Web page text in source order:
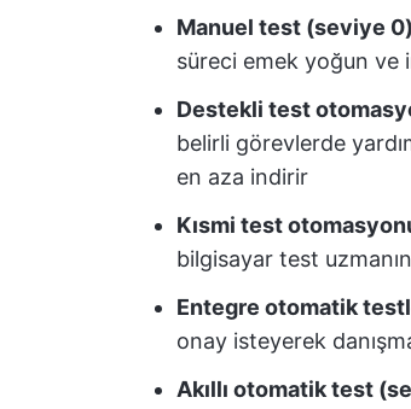
Manuel test (seviye
süreci emek yoğun ve
Destekli test
belirli görevlerde
en aza indirir
Kısmi test
bilgisayar test
Entegre otomatik
onay isteyerek
Akıllı otomatik test